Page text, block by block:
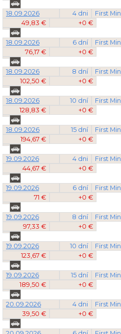
18.09.2026 4 dni
First
49,83 €
+0 €
18.09.2026 6 dní
First
76,17 €
+0 €
18.09.2026 8 dní
First
102,50 €
+0 €
18.09.2026 10 dní
First
128,83 €
+0 €
18.09.2026 15 dní
First
194,67 €
+0 €
19.09.2026 4 dni
First
44,67 €
+0 €
19.09.2026 6 dní
First
71 €
+0 €
19.09.2026 8 dní
First
97,33 €
+0 €
19.09.2026 10 dní
First
123,67 €
+0 €
19.09.2026 15 dní
First
189,50 €
+0 €
20.09.2026 4 dni
First
39,50 €
+0 €